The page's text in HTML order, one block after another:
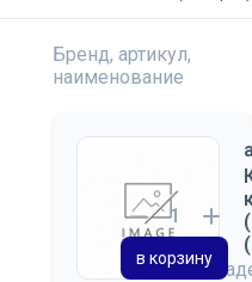
Бренд, артикул,
наименование
на
в корзину